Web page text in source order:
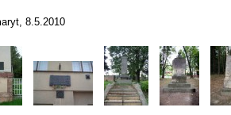
8.5.2010